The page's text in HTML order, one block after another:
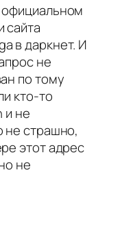
сайта
в даркнет. И
не
по тому
кто-то
и не
не страшно,
этот адрес
не